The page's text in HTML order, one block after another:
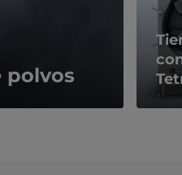
polvos